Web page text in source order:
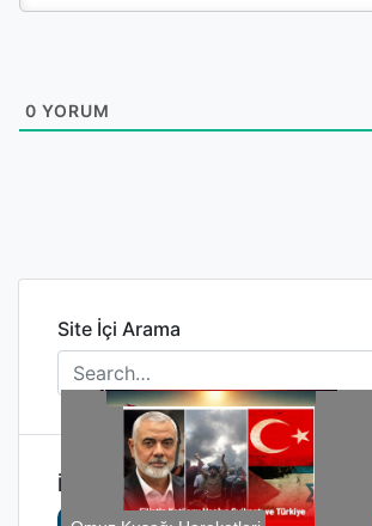
0 YORUM
Site İçi Arama
İlginizi Çekebilir